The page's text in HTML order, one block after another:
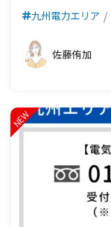
九州電力エリア
佐藤侑加